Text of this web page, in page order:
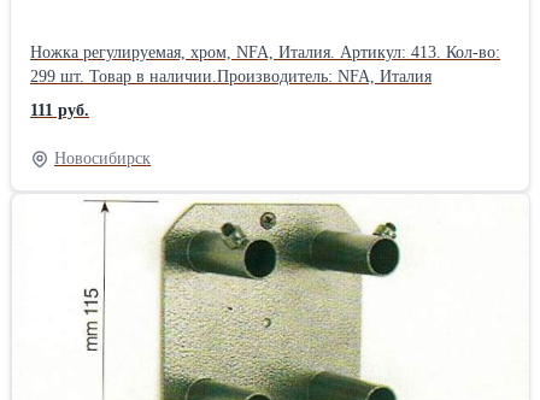
Ножка регулируемая, хром, NFA, Италия. Артикул: 413. Кол-во:
299 шт. Товар в наличии.Производитель: NFA, Италия
111 руб.
Новосибирск